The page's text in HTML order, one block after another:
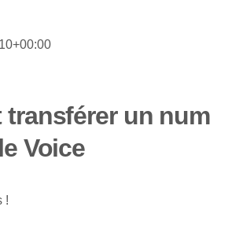
transférer un num
Voice
!